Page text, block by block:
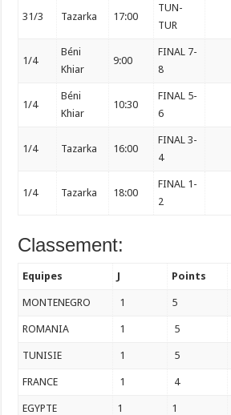
31/3 Tazarka 17:00
TUN-
TUR
1/4
Béni
Khiar
9:00
FINAL 7-
8
1/4
Béni
Khiar
10:30
FINAL 5-
6
1/4 Tazarka 16:00
FINAL 3-
4
1/4 Tazarka 18:00
FINAL 1-
2
Classement:
Equipes J Points
MONTENEGRO 1 5
ROMANIA 1 5
TUNISIE 1 5
FRANCE 1 4
EGYPTE 1 1